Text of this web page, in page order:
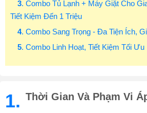
3. Combo Tủ Lạnh + Máy Giặt Cho
Tiết Kiệm Đến 1 Triệu
4. Combo Sang Trọng - Đa Tiện Ích,
5. Combo Linh Hoạt, Tiết Kiệm Tối Ưu
1. Thời Gian Và Phạm Vi